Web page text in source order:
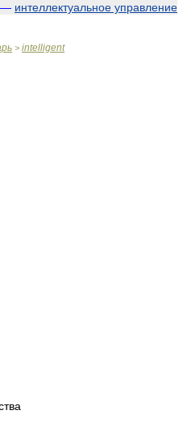
— интеллектуальное управление
> intelligent